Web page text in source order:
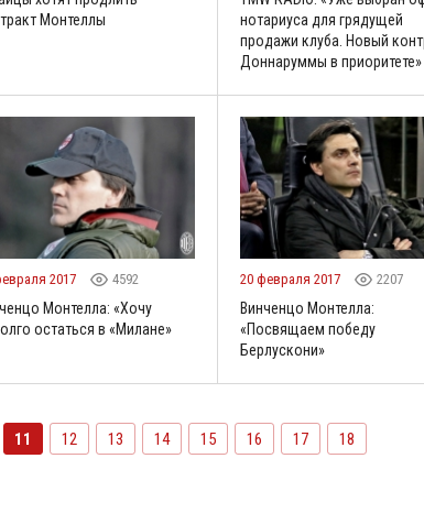
Монтеллы
нотариуса для грядущей
продажи клуба. Новый
Доннаруммы в приоритете»
2017 4592
Монтелла: «Хочу
остаться в «Милане»
20 февраля 2017 2207
Винченцо Монтелла:
«Посвящаем победу
Берлускони»
11 12 13 14 15 16 17 18